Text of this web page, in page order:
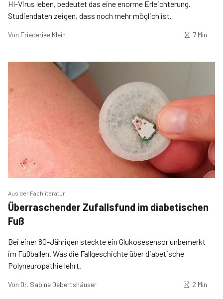
HI-Virus leben, bedeutet das eine enorme Erleichterung.
Studiendaten zeigen, dass noch mehr möglich ist.
Von Friederike Klein 7 Min
Aus der Fachliteratur
Überraschender Zufallsfund im diabetischen
Fuß
Bei einer 80-Jährigen steckte ein Glukosesensor unbemerkt
im Fußballen. Was die Fallgeschichte über diabetische
Polyneuropathie lehrt.
Von Dr. Sabine Debertshäuser 2 Min